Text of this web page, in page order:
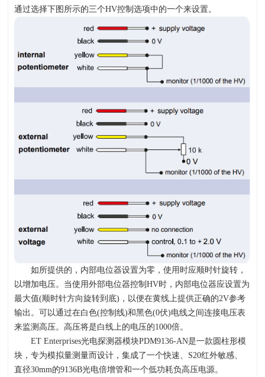
通过选择下图所示的三个HV控制选项中的一个来设置。
如所提供的，内部电位器设置为零，使用时应顺时针旋转，
以增加电压。当使用外部电位器控制HV时，内部电位器应设置为
最大值(顺时针方向旋转到底) ，以便在黄线上提供正确的2V参考
输出。可以通过在白色(控制线)和黑色(0伏)电线之间连接电压表
来监测高压。高压将是白线上的电压的1000倍。
ET Enterprises光电探测器模块PDM9136-AN是一款圆柱形模
块，专为模拟量测量而设计，集成了一个快速、 S20红外敏感、
直径30mm的9136B光电倍增管和一个低功耗负高压电源。